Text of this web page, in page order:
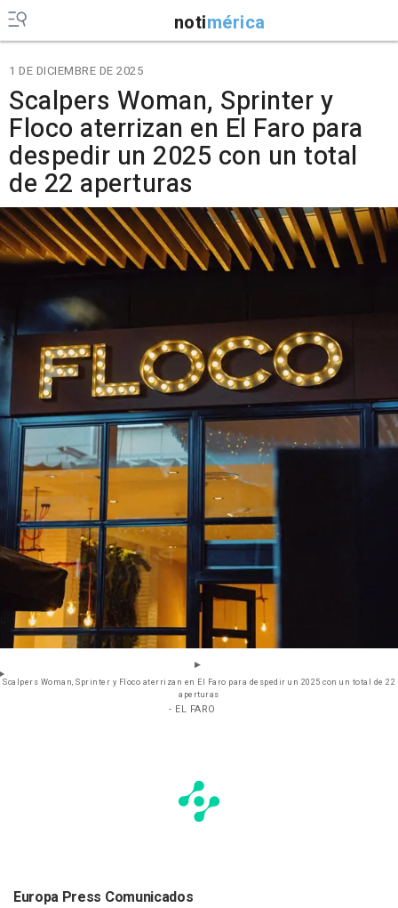
notimérica
1 DE DICIEMBRE DE 2025
Scalpers Woman, Sprinter y
Floco aterrizan en El Faro para
despedir un 2025 con un total
de 22 aperturas
Scalpers Woman, Sprinter y Floco aterrizan en El Faro para despedir un 2025 con un total de 22
aperturas
- EL FARO
Europa Press Comunicados